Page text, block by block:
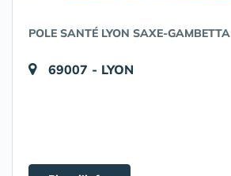
POLE SANTÉ LYON SAXE-GAMBETTA
69007 - LYON